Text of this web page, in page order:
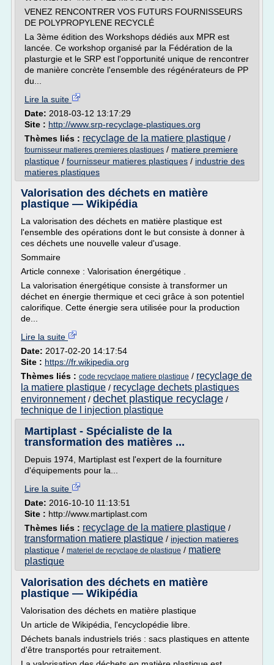
VENEZ RENCONTRER VOS FUTURS FOURNISSEURS
DE POLYPROPYLENE RECYCLÉ
La 3ème édition des Workshops dédiés aux MPR est
lancée. Ce workshop organisé par la Fédération de la
plasturgie et le SRP est l'opportunité unique de rencontrer
de manière concrète l'ensemble des régénérateurs de PP
du...
Lire la suite
Date: 2018-03-12 13:17:29
Site : http://www.srp-recyclage-plastiques.org
Thèmes liés : recyclage de la matiere plastique /
fournisseur matieres premieres plastiques / matiere premiere
plastique / fournisseur matieres plastiques / industrie des
matieres plastiques
Valorisation des déchets en matière
plastique — Wikipédia
La valorisation des déchets en matière plastique est
l'ensemble des opérations dont le but consiste à donner à
ces déchets une nouvelle valeur d'usage.
Sommaire
Article connexe : Valorisation énergétique .
La valorisation énergétique consiste à transformer un
déchet en énergie thermique et ceci grâce à son potentiel
calorifique. Cette énergie sera utilisée pour la production
de...
Lire la suite
Date: 2017-02-20 14:17:54
Site : https://fr.wikipedia.org
Thèmes liés : code recyclage matiere plastique / recyclage de
la matiere plastique / recyclage dechets plastiques
environnement/ dechet plastique recyclage /
technique de l injection plastique
Martiplast - Spécialiste de la
transformation des matières ...
Depuis 1974, Martiplast est l'expert de la fourniture
d'équipements pour la...
Lire la suite
Date: 2016-10-10 11:13:51
Site : http://www.martiplast.com
Thèmes liés : recyclage de la matiere plastique /
transformation matiere plastique / injection matieres
plastique / materiel de recyclage de plastique / matiere
plastique
Valorisation des déchets en matière
plastique — Wikipédia
Valorisation des déchets en matière plastique
Un article de Wikipédia, l'encyclopédie libre.
Déchets banals industriels triés : sacs plastiques en attente
d'être transportés pour retraitement.